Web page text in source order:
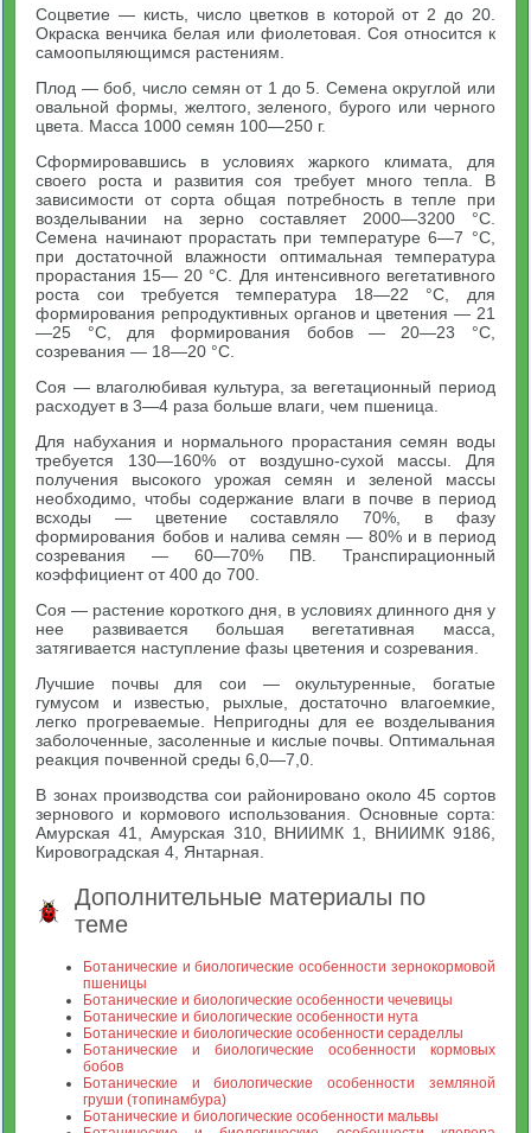
Соцветие — кисть, число цветков в которой от 2 до 20.
Окраска венчика белая или фиолетовая. Соя относится к
самоопыляющимся растениям.
Плод — боб, число семян от 1 до 5. Семена округлой или
овальной формы, желтого, зеленого, бурого или черного
цвета. Масса 1000 семян 100—250 г.
Сформировавшись в условиях жаркого климата, для
своего роста и развития соя требует много тепла. В
зависимости от сорта общая потребность в тепле при
возделывании на зерно составляет 2000—3200 °С.
Семена начинают прорастать при температуре 6—7 °С,
при достаточной влажности оптимальная температура
прорастания 15— 20 °С. Для интенсивного вегетативного
роста сои требуется температура 18—22 °С, для
формирования репродуктивных органов и цветения — 21
—25 °С, для формирования бобов — 20—23 °С,
созревания — 18—20 °С.
Соя — влаголюбивая культура, за вегетационный период
расходует в 3—4 раза больше влаги, чем пшеница.
Для набухания и нормального прорастания семян воды
требуется 130—160% от воздушно-сухой массы. Для
получения высокого урожая семян и зеленой массы
необходимо, чтобы содержание влаги в почве в период
всходы — цветение составляло 70%, в фазу
формирования бобов и налива семян — 80% и в период
созревания — 60—70% ПВ. Транспирационный
коэффициент от 400 до 700.
Соя — растение короткого дня, в условиях длинного дня у
нее развивается большая вегетативная масса,
затягивается наступление фазы цветения и созревания.
Лучшие почвы для сои — окультуренные, богатые
гумусом и известью, рыхлые, достаточно влагоемкие,
легко прогреваемые. Непригодны для ее возделывания
заболоченные, засоленные и кислые почвы. Оптимальная
реакция почвенной среды 6,0—7,0.
В зонах производства сои районировано около 45 сортов
зернового и кормового использования. Основные сорта:
Амурская 41, Амурская 310, ВНИИМК 1, ВНИИМК 9186,
Кировоградская 4, Янтарная.
Дополнительные материалы по
теме
Ботанические и биологические особенности зернокормовой
пшеницы
Ботанические и биологические особенности чечевицы
Ботанические и биологические особенности нута
Ботанические и биологические особенности сераделлы
Ботанические и биологические особенности кормовых
бобов
Ботанические и биологические особенности земляной
груши (топинамбура)
Ботанические и биологические особенности мальвы